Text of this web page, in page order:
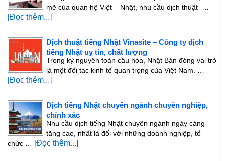
mẽ của quan hệ Việt – Nhật, nhu cầu dịch thuật …
[Đọc thêm...]
Dịch thuật tiếng Nhật Vinasite – Công ty dịch
tiếng Nhật uy tín, chất lượng
Trong kỷ nguyên toàn cầu hóa, Nhật Bản đóng vai trò
là một đối tác kinh tế quan trọng của Việt Nam. …
[Đọc thêm...]
Dịch tiếng Nhật chuyên ngành chuyên nghiệp,
chính xác
Nhu cầu dịch tiếng Nhật chuyên ngành ngày càng
tăng cao, nhất là đối với những doanh nghiệp, tổ
chức …
[Đọc thêm...]